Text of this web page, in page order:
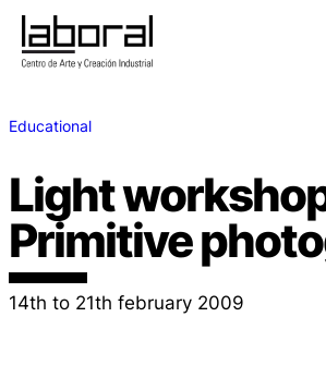
Educational
Light
Primitive
14th to 21th february 2009